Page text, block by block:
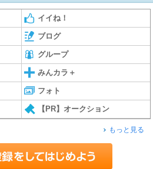
イイね！
ブログ
グループ
みんカラ＋
フォト
【PR】オークション
もっと見る